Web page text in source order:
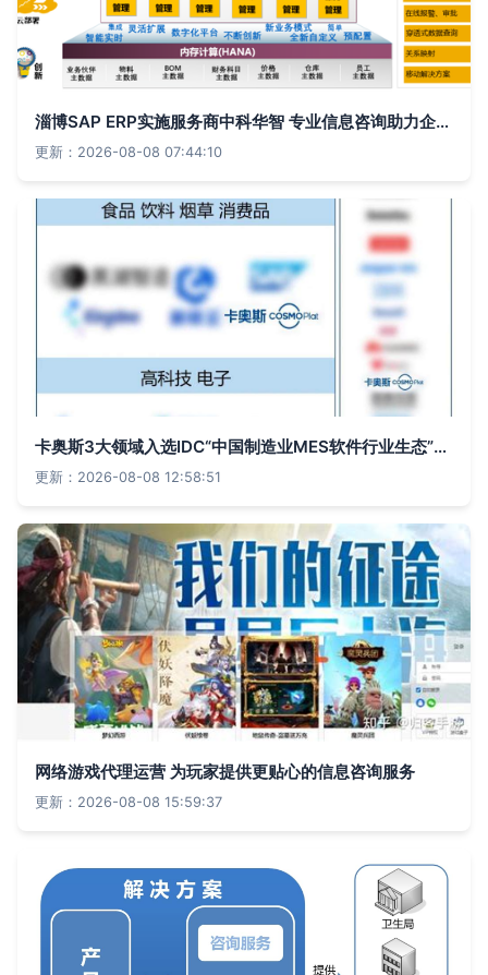
淄博SAP ERP实施服务商中科华智 专业信息咨询助力企业数字化转型
更新：2026-08-08 07:44:10
卡奥斯3大领域入选IDC“中国制造业MES软件行业生态”图谱 智能制造咨询服务再获权威认可
更新：2026-08-08 12:58:51
网络游戏代理运营 为玩家提供更贴心的信息咨询服务
更新：2026-08-08 15:59:37